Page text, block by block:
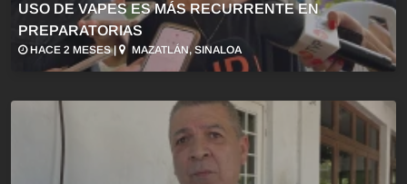
USO DE VAPES ES MÁS RECURRENTE EN
PREPARATORIAS
HACE 2 MESES | MAZATLÁN, SINALOA